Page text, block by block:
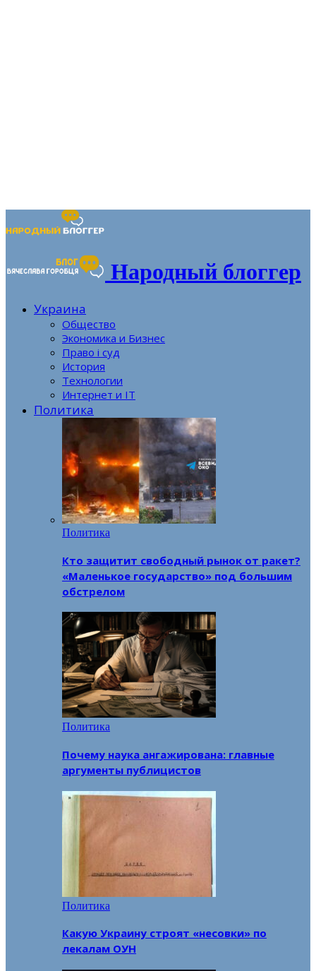
Народный блоггер
Украина
Общество
Экономика и Бизнес
Право і суд
История
Технологии
Интернет и IT
Политика
Политика
Кто защитит свободный рынок от ракет?
«Маленькое государство» под большим
обстрелом
Политика
Почему наука ангажирована: главные
аргументы публицистов
Политика
Какую Украину строят «несовки» по
лекалам ОУН